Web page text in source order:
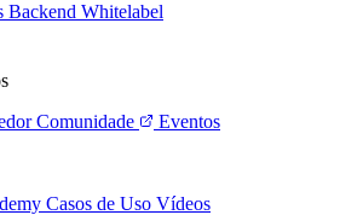
Backend Whitelabel
Comunidade
Eventos
Casos de Uso Vídeos